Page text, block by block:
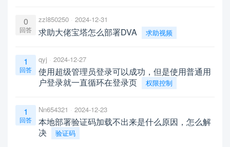
0
回答
zzl850250 2024-12-31
求助大佬宝塔怎么部署DVA 求助视频
1
回答
qyj 2024-12-27
使用超级管理员登录可以成功，但是使用普通用
户登录就一直循环在登录页
权限控制
1
回答
Nn654321 2024-12-23
本地部署验证码加载不出来是什么原因，怎么解
决
验证码